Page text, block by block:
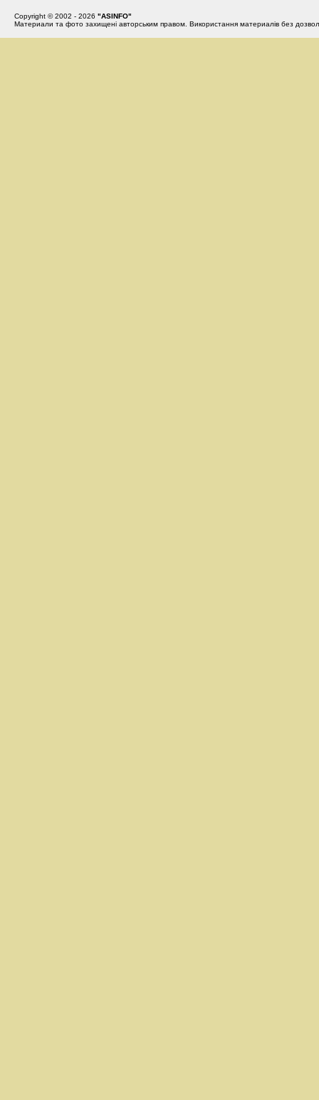
Copyright © 2002 - 2026 "ASINFO"
Материали та фото захищені авторським правом. Використання материалів без